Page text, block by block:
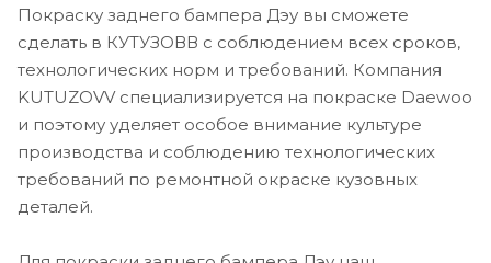
Покраску заднего бампера Дэу вы сможете
сделать в КУТУЗОВВ с соблюдением всех сроков,
технологических норм и требований. Компания
KUTUZOVV специализируется на покраске Daewoo
и поэтому уделяет особое внимание культуре
производства и соблюдению технологических
требований по ремонтной окраске кузовных
деталей.